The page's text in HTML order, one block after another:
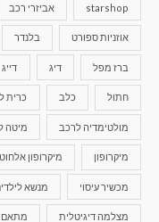
starshop אביזרי רכב
אוזניות ספורט בלנדר
ברז מפל דיג דייג
חתול כלב כרית
מולטימדיה לרכב מיטה
מיקרופון מיקרופון
מכשיר עיסוי מנשא
מצלמה דיגיטלית מתאם